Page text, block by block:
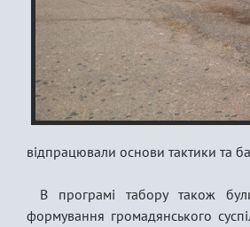
відпрацювали основи тактики та
В програмі табору також
формування громадянського